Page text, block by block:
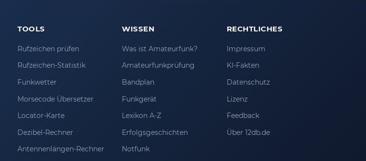
TOOLS
Rufzeichen prüfen
Rufzeichen-Statistik
Funkwetter
Morsecode Übersetzer
Locator-Karte
Dezibel-Rechner
Antennenlängen-Rechner
WISSEN
Was ist Amateurfunk?
Amateurfunkprüfung
Bandplan
Funkgerät
Lexikon A-Z
Erfolgsgeschichten
Notfunk
RECHTLICHES
Impressum
KI-Fakten
Datenschutz
Lizenz
Feedback
Über 12db.de